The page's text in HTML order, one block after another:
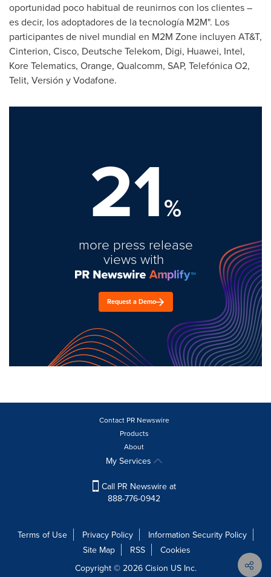
oportunidad poco habitual de reunirnos con los clientes –
es decir, los adoptadores de la tecnología M2M". Los
participantes de nivel mundial en M2M Zone incluyen AT&T,
Cinterion, Cisco, Deutsche Telekom, Digi, Huawei, Intel,
Kore Telematics, Orange, Qualcomm, SAP, Telefónica O2,
Telit, Versión y Vodafone.
21%
more press release
views with
Request a Demo
Contact PR Newswire
Products
About
My Services
Call PR Newswire at
888-776-0942
Terms of Use Privacy Policy
Information Security Policy
Site Map
RSS
Cookies
Copyright © 2026 Cision US Inc.